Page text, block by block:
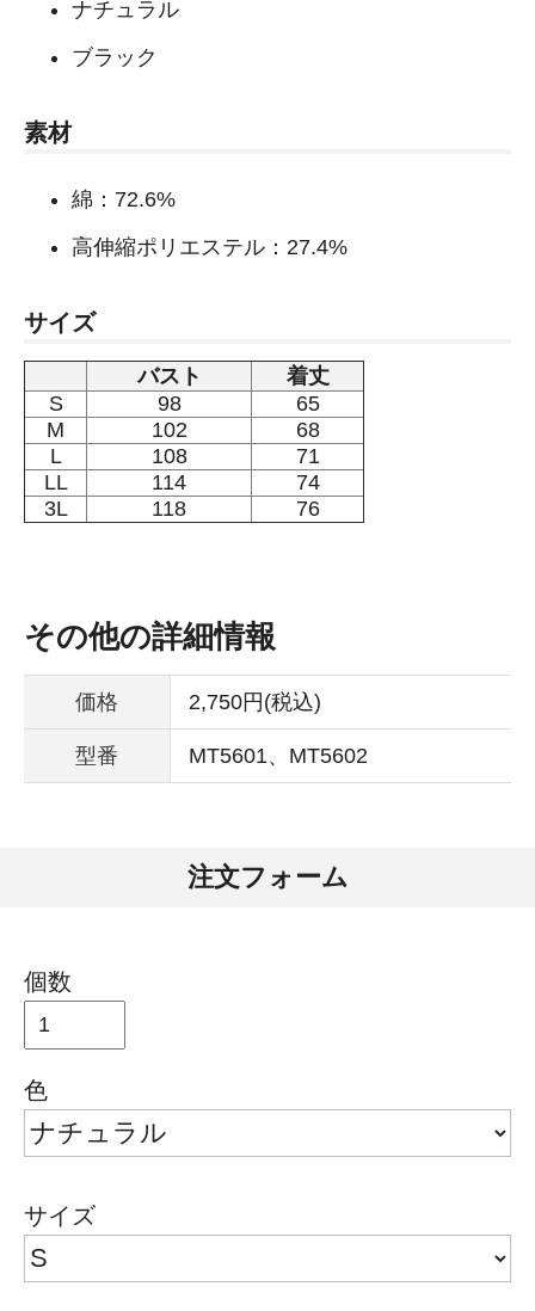
ナチュラル
ブラック
素材
綿：72.6%
高伸縮ポリエステル：27.4%
サイズ
バスト
着丈
S
98
65
M
102
68
L
108
71
LL
114
74
3L
118 76
その他の詳細情報
価格 2,750円(税込)
型番 MT5601、MT5602
注文フォーム
個数
色
サイズ